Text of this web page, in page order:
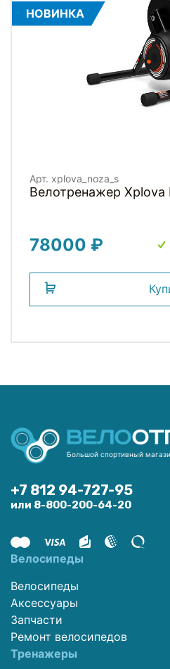
НОВИНКА
Арт. xplova_noza_s
78000 ₽
Большой спортивный
+7 812 94-727-95
или 8-800-200-64-20
Велосипеды
Велосипеды
Аксессуары
Запчасти
Ремонт велосипедов
Тренажеры